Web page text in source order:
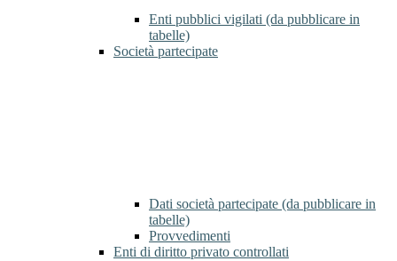
Enti pubblici vigilati (da pubblicare in
tabelle)
Società partecipate
Dati società partecipate (da pubblicare in
tabelle)
Provvedimenti
Enti di diritto privato controllati